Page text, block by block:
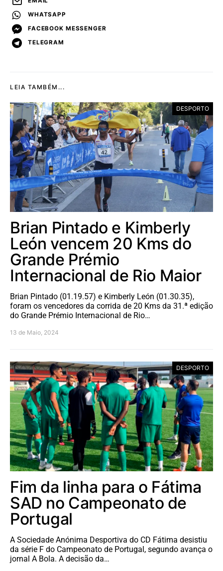
WHATSAPP
FACEBOOK MESSENGER
TELEGRAM
LEIA TAMBÉM...
DESPORTO
Brian Pintado e Kimberly
León vencem 20 Kms do
Grande Prémio
Internacional de Rio Maior
Brian Pintado (01.19.57) e Kimberly León (01.30.35),
foram os vencedores da corrida de 20 Kms da 31.ª edição
do Grande Prémio Internacional de Rio…
13 de Maio, 2024
DESPORTO
Fim da linha para o Fátima
SAD no Campeonato de
Portugal
A Sociedade Anónima Desportiva do CD Fátima desistiu
da série F do Campeonato de Portugal, segundo avança o
jornal A Bola. A decisão da…